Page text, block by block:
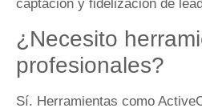
captación y fidelización de
¿Necesito
profesionales?
Sí. Herramientas como